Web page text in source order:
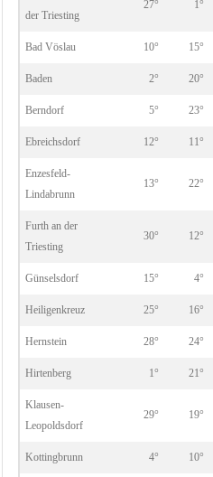
der Triesting
27° 1°
Bad Vöslau 10° 15°
Baden 2° 20°
Berndorf 5° 23°
Ebreichsdorf 12° 11°
Enzesfeld-
Lindabrunn
13° 22°
Furth an der
Triesting
30° 12°
Günselsdorf 15° 4°
Heiligenkreuz 25° 16°
Hernstein 28° 24°
Hirtenberg 1° 21°
Klausen-
Leopoldsdorf
29° 19°
Kottingbrunn 4° 10°